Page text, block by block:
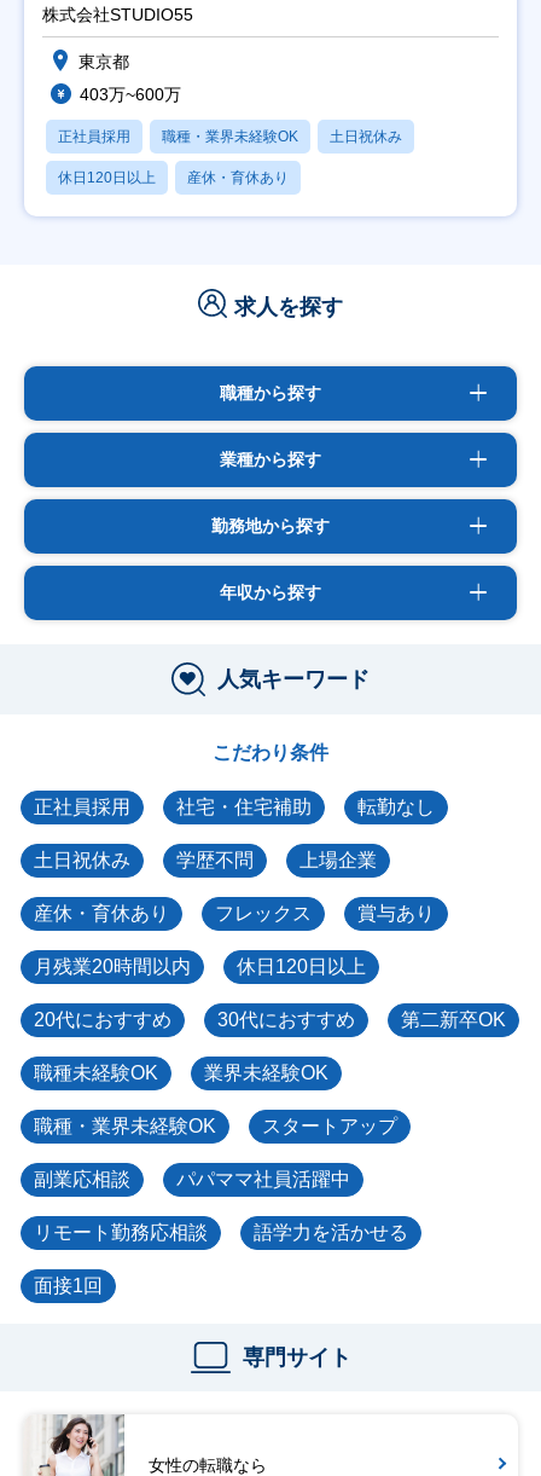
株式会社STUDIO55
東京都
403万~600万
正社員採用 職種・業界未経験OK 土日祝休み
休日120日以上 産休・育休あり
求人を探す
職種から探す
業種から探す
勤務地から探す
年収から探す
人気キーワード
こだわり条件
正社員採用 社宅・住宅補助 転勤なし
土日祝休み 学歴不問 上場企業
産休・育休あり フレックス 賞与あり
月残業20時間以内 休日120日以上
20代におすすめ 30代におすすめ 第二新卒OK
職種未経験OK 業界未経験OK
職種・業界未経験OK スタートアップ
副業応相談 パパママ社員活躍中
リモート勤務応相談 語学力を活かせる
面接1回
専門サイト
女性の転職なら